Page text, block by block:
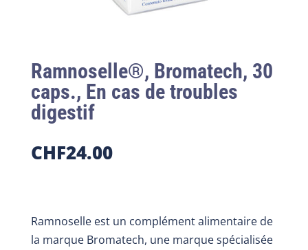
Ramnoselle®, Bromatech, 30
caps., En cas de troubles
digestif
CHF24.00
Ramnoselle est un complément alimentaire de
la marque Bromatech, une marque spécialisée